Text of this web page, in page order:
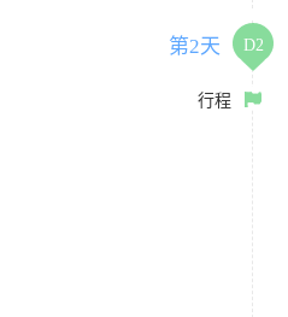
第2天 D2
行程